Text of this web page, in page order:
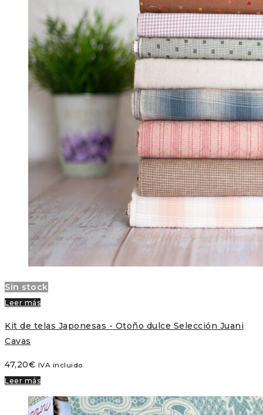
Sin stock
Leer más
Kit de telas Japonesas - Otoño dulce Selección Juani
Cavas
47,20€ IVA incluido
Leer más